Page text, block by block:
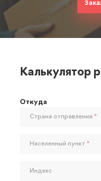
Калькулятор
Откуда
Страна отправления *
Населенный пункт *
Индекс